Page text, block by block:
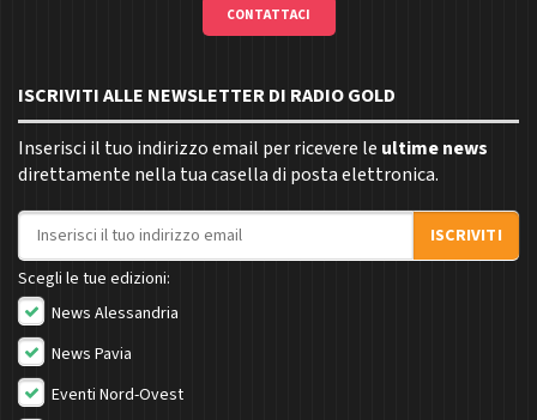
CONTATTACI
ISCRIVITI ALLE NEWSLETTER DI RADIO GOLD
Inserisci il tuo indirizzo email per ricevere le ultime news
direttamente nella tua casella di posta elettronica.
Indirizzo email
ISCRIVITI
Scegli le tue edizioni:
News Alessandria
News Pavia
Eventi Nord-Ovest